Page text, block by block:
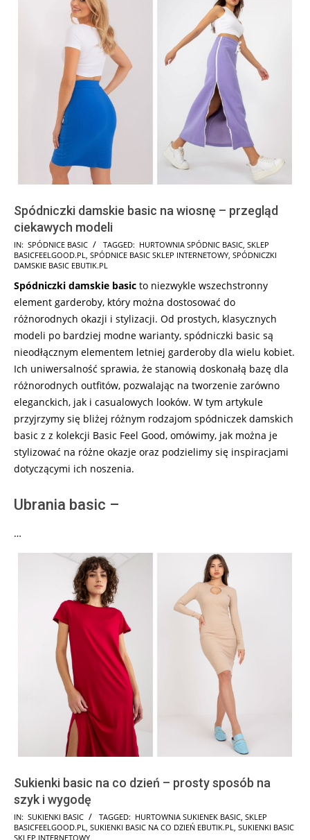
Spódniczki damskie basic na wiosnę – przegląd
ciekawych modeli
2025-
09-
IN: SPÓDNICE BASIC TAGGED: HURTOWNIA SPÓDNIC BASIC, SKLEP
BASICFEELGOOD.PL, SPÓDNICE BASIC SKLEP INTERNETOWY, SPÓDNICZKI
DAMSKIE BASIC EBUTIK.PL
Spódniczki damskie basic to niezwykle wszechstronny
element garderoby, który można dostosować do
różnorodnych okazji i stylizacji. Od prostych, klasycznych
modeli po bardziej modne warianty, spódniczki basic są
nieodłącznym elementem letniej garderoby dla wielu kobiet.
Ich uniwersalność sprawia, że stanowią doskonałą bazę dla
różnorodnych outfitów, pozwalając na tworzenie zarówno
eleganckich, jak i casualowych looków. W tym artykule
przyjrzymy się bliżej różnym rodzajom spódniczek damskich
basic z z kolekcji Basic Feel Good, omówimy, jak można je
stylizować na różne okazje oraz podzielimy się inspiracjami
dotyczącymi ich noszenia.
Ubrania basic –
…
Sukienki basic na co dzień – prosty sposób na
szyk i wygodę
2025-
09-
IN: SUKIENKI BASIC TAGGED: HURTOWNIA SUKIENEK BASIC, SKLEP
BASICFEELGOOD.PL, SUKIENKI BASIC NA CO DZIEŃ EBUTIK.PL, SUKIENKI BASIC
SKLEP INTERNETOWY